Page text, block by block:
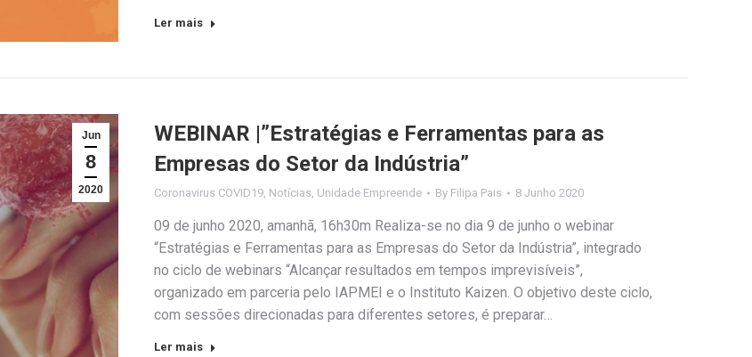
Ler mais
Jun
8
2020
WEBINAR |”Estratégias e Ferramentas para as
Empresas do Setor da Indústria”
Coronavirus COVID19, Notícias, Unidade Empreende By Filipa Pais 8 Junho 2020
09 de junho 2020, amanhã, 16h30m Realiza-se no dia 9 de junho o webinar
“Estratégias e Ferramentas para as Empresas do Setor da Indústria”, integrado
no ciclo de webinars “Alcançar resultados em tempos imprevisíveis”,
organizado em parceria pelo IAPMEI e o Instituto Kaizen. O objetivo deste ciclo,
com sessões direcionadas para diferentes setores, é preparar…
Ler mais